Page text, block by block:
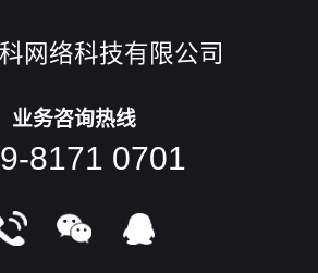
网络科技有限公司
业务咨询热线
8171 0701